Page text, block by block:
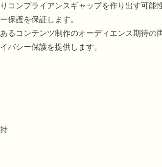
コンプライアンスギャップを作り出す可能
保護を保証します。
るコンテンツ制作のオーディエンス期待の
バシー保護を提供します。